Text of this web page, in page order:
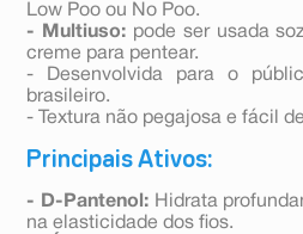
Low Poo ou No Poo.
- Multiuso: pode ser usada
creme para pentear.
- Desenvolvida para o
brasileiro.
- Textura não pegajosa e fácil
Principais Ativos:
- D-Pantenol: Hidrata
na elasticidade dos fios.